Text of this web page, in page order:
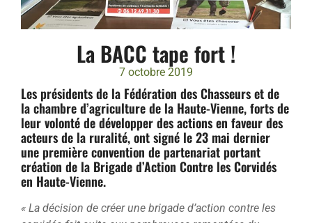
La BACC tape fort !
7 octobre 2019
Les présidents de la Fédération des Chasseurs et de
la chambre d’agriculture de la Haute-Vienne, forts de
leur volonté de développer des actions en faveur des
acteurs de la ruralité, ont signé le 23 mai dernier
une première convention de partenariat portant
création de la Brigade d’Action Contre les Corvidés
en Haute-Vienne.
« La décision de créer une brigade d’action contre les